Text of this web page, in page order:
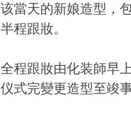
该當天的新娘造型，
半程跟妝。
全程跟妝由化装師早
仪式完變更造型至竣